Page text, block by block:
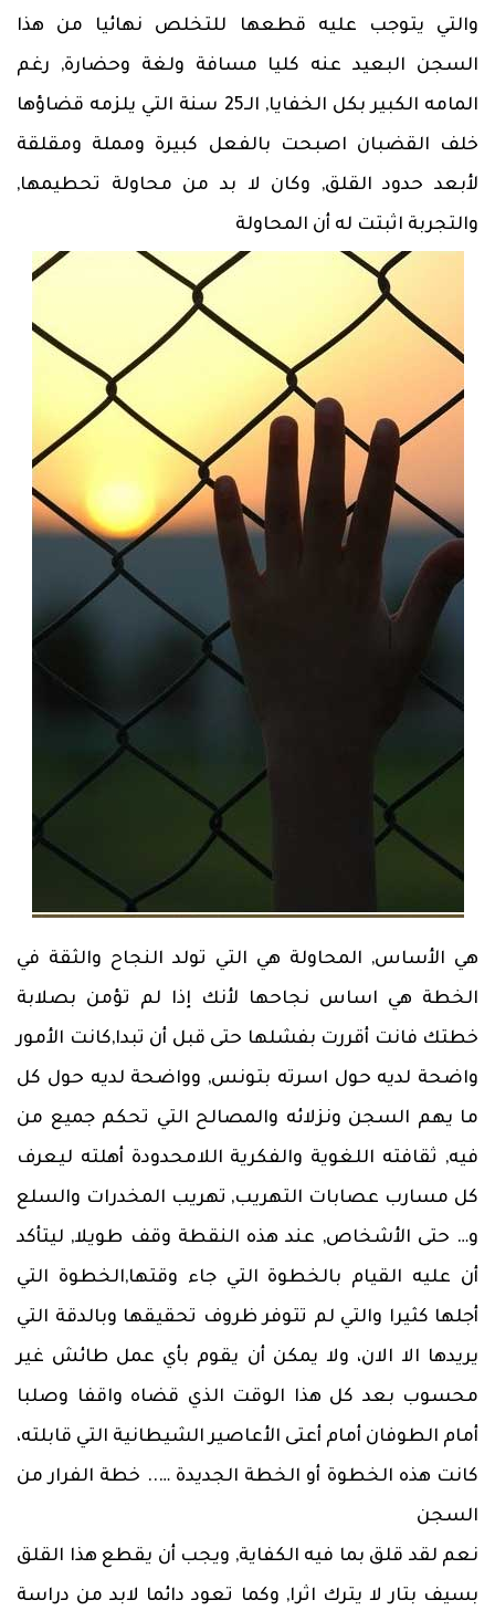
والتي يتوجب عليه قطعها للتخلص نهائيا من هذا
السجن البعيد عنه كليا مسافة ولغة وحضارة, رغم
المامه الكبير بكل الخفايا, الـ25 سنة التي يلزمه قضاؤها
خلف القضبان اصبحت بالفعل كبيرة ومملة ومقلقة
لأبعد حدود القلق, وكان لا بد من محاولة تحطيمها,
والتجربة اثبتت له أن المحاولة
هي الأساس, المحاولة هي التي تولد النجاح والثقة في
الخطة هي اساس نجاحها لأنك إذا لم تؤمن بصلابة
خطتك فانت أقررت بفشلها حتى قبل أن تبدا,كانت الأمور
واضحة لديه حول اسرته بتونس, وواضحة لديه حول كل
ما يهم السجن ونزلائه والمصالح التي تحكم جميع من
فيه, ثقافته اللغوية والفكرية اللامحدودة أهلته ليعرف
كل مسارب عصابات التهريب, تهريب المخدرات والسلع
و… حتى الأشخاص, عند هذه النقطة وقف طويلا, ليتأكد
أن عليه القيام بالخطوة التي جاء وقتها,الخطوة التي
أجلها كثيرا والتي لم تتوفر ظروف تحقيقها وبالدقة التي
يريدها الا الان، ولا يمكن أن يقوم بأي عمل طائش غير
محسوب بعد كل هذا الوقت الذي قضاه واقفا وصلبا
أمام الطوفان أمام أعتى الأعاصير الشيطانية التي قابلته،
كانت هذه الخطوة أو الخطة الجديدة ….. خطة الفرار من
السجن
نعم لقد قلق بما فيه الكفاية, ويجب أن يقطع هذا القلق
بسيف بتار لا يترك اثرا, وكما تعود دائما لابد من دراسة